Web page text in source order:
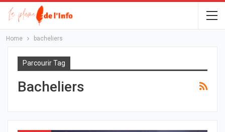
Home bacheliers
Parcourir Tag
Bacheliers